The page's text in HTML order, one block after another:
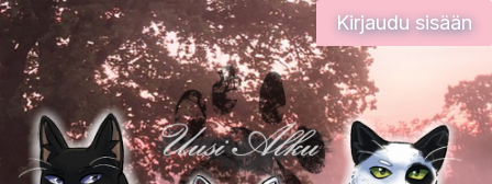
Siirry
sisältöön
Kirjaudu sisään